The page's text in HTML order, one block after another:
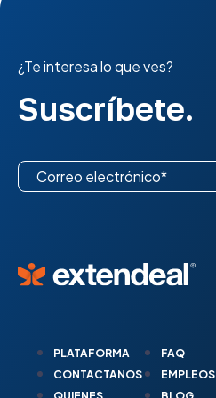
¿Te interesa lo que ves?
Suscríbete.
PLATAFORMA
CONTACTANOS
FAQ
EMPLEOS